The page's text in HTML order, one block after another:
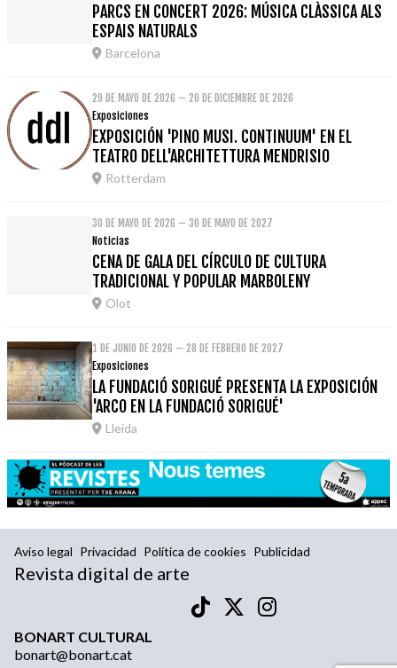
PARCS EN CONCERT 2026: MÚSICA CLÀSSICA ALS
ESPAIS NATURALS
Barcelona
29 DE MAYO DE 2026 – 20 DE DICIEMBRE DE 2026
Exposiciones
EXPOSICIÓN 'PINO MUSI. CONTINUUM' EN EL
TEATRO DELL'ARCHITETTURA MENDRISIO
Rotterdam
30 DE MAYO DE 2026 – 30 DE MAYO DE 2027
Noticias
CENA DE GALA DEL CÍRCULO DE CULTURA
TRADICIONAL Y POPULAR MARBOLENY
Olot
1 DE JUNIO DE 2026 – 28 DE FEBRERO DE 2027
Exposiciones
LA FUNDACIÓ SORIGUÉ PRESENTA LA EXPOSICIÓN
'ARCO EN LA FUNDACIÓ SORIGUÉ'
Lleida
Aviso legal Privacidad Política de cookies Publicidad
Revista digital de arte
BONART CULTURAL
bonart@bonart.cat